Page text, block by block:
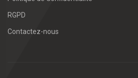
RGPD
Contactez-nous